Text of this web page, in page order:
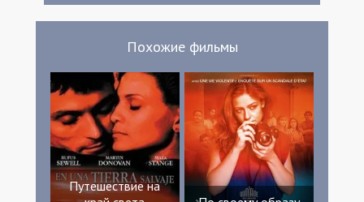
Похожие фильмы
Путешествие на